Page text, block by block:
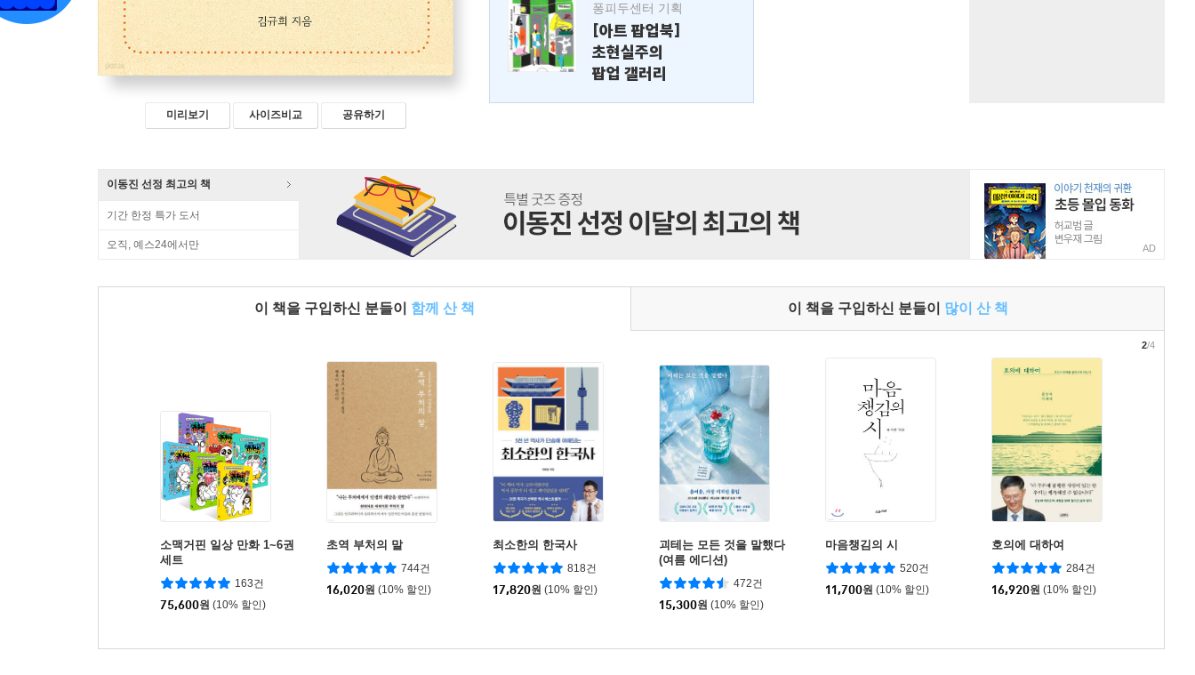
미리보기 사이즈비교 공유하기
퐁피두센터 기획
[아트 팝업북]
초현실주의
팝업 갤러리
이동진 선정 최고의 책
기간 한정 특가 도서
오직, 예스24에서만 AD
이 책을 구입하신 분들이 함께 산 책 이 책을 구입하신 분들이 많이 산 책
소맥거핀 일상 만화 1~6권
세트
163건
75,600원 (10% 할인)
초역 부처의 말
744건
16,020원 (10% 할인)
최소한의 한국사
818건
17,820원 (10% 할인)
괴테는 모든 것을 말했다
(여름 에디션)
472건
15,300원 (10% 할인)
마음챙김의 시
520건
11,700원 (10% 할인)
호의에 대하여
284건
16,920원 (10% 할인)
2/4